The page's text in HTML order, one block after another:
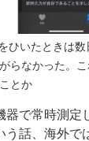
ひいたときは
らなかった。
とか
で常時測定
う話、海外で